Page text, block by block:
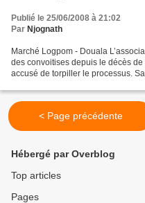
Publié le 25/06/2008 à 21:02
Par Njognath
Marché Logpom - Douala
des convoitises depuis le décès
accusé de torpiller le processus.
< Page précédente
Hébergé par Overblog
Top articles
Pages